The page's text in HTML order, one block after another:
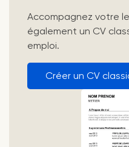
Accompagnez votre
également un CV
emploi.
Créer un CV